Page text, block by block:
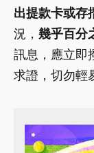
出提款卡或存
況， 幾乎百分
訊息，應立即
求證，切勿輕